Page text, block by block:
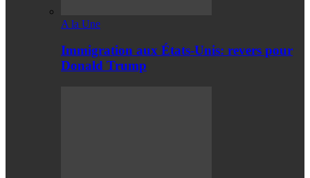
A la Une
Immigration aux États-Unis: revers pour
Donald Trump